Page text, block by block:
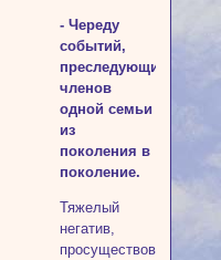
- Череду
событий,
преследующих
членов
одной семьи
из
поколения в
поколение.
Тяжелый
негатив,
просуществовавший